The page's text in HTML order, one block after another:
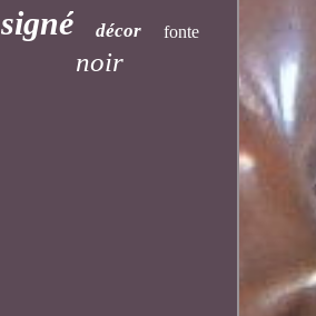
signé décor fonte
noir